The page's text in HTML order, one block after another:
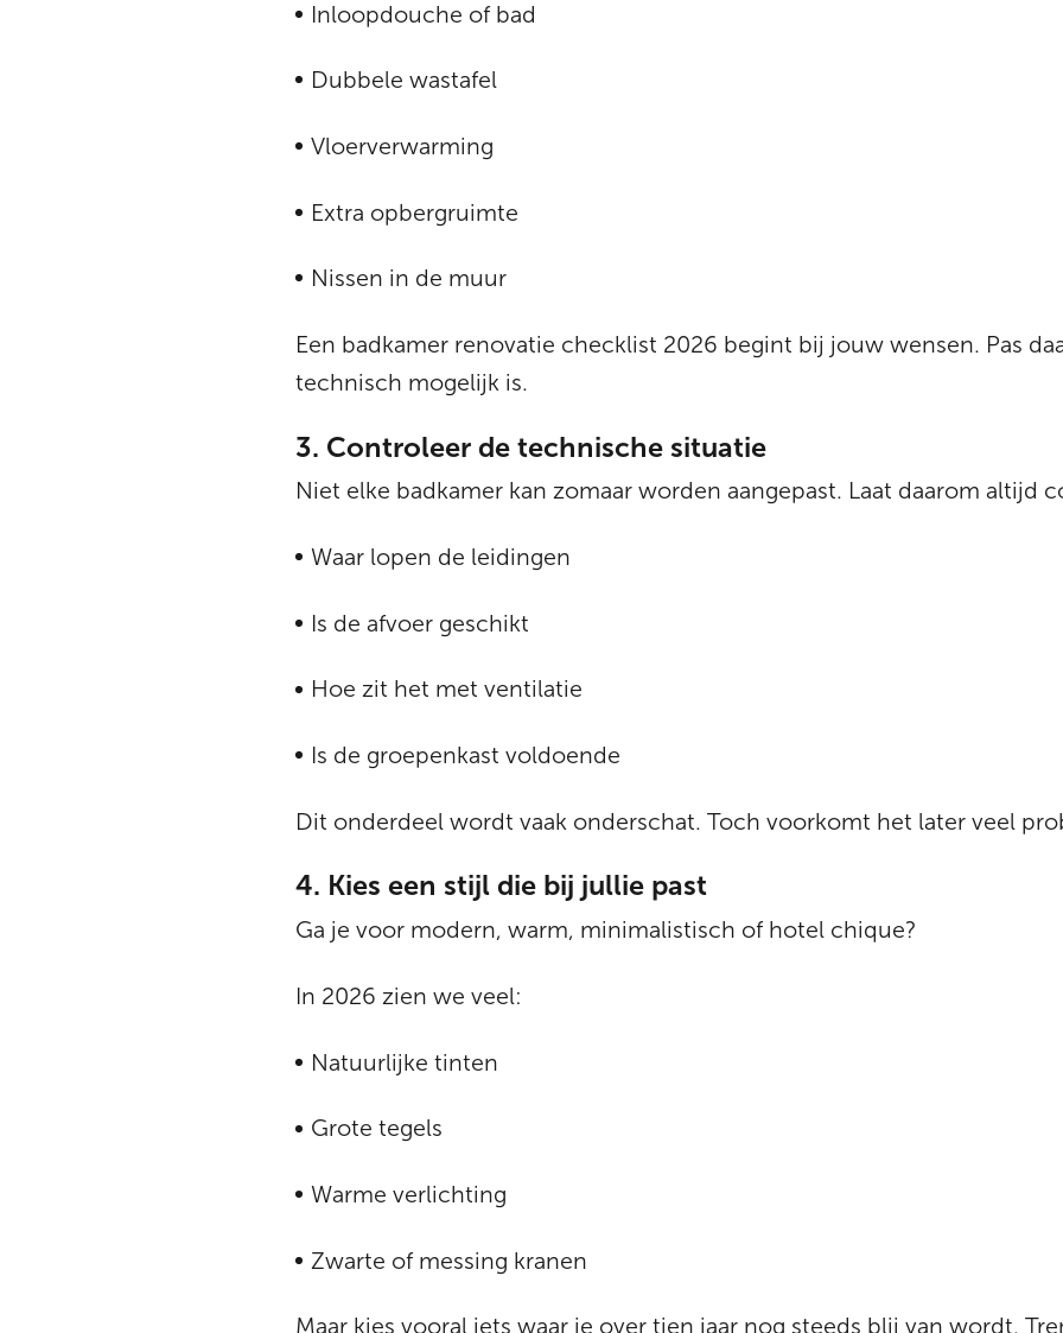
Inloopdouche of bad
Dubbele wastafel
Vloerverwarming
Extra opbergruimte
Nissen in de muur
Een badkamer renovatie checklist 2026 begint bij jouw wensen. Pas
technisch mogelijk is.
3. Controleer de technische situatie
Niet elke badkamer kan zomaar worden aangepast. Laat daarom altijd
Waar lopen de leidingen
Is de afvoer geschikt
Hoe zit het met ventilatie
Is de groepenkast voldoende
Dit onderdeel wordt vaak onderschat. Toch voorkomt het later veel
4. Kies een stijl die bij jullie past
Ga je voor modern, warm, minimalistisch of hotel chique?
In 2026 zien we veel:
Natuurlijke tinten
Grote tegels
Warme verlichting
Zwarte of messing kranen
Maar kies vooral iets waar je over tien jaar nog steeds blij van wordt.